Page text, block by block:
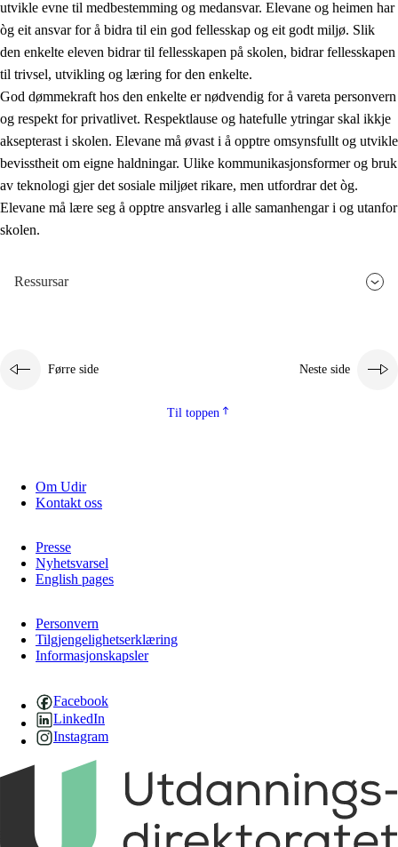
utvikle evne til medbestemming og medansvar. Elevane og heimen har
òg eit ansvar for å bidra til ein god fellesskap og eit godt miljø. Slik
den enkelte eleven bidrar til fellesskapen på skolen, bidrar fellesskapen
til trivsel, utvikling og læring for den enkelte.
God dømmekraft hos den enkelte er nødvendig for å vareta personvern
og respekt for privatlivet. Respektlause og hatefulle ytringar skal ikkje
aksepterast i skolen. Elevane må øvast i å opptre omsynsfullt og utvikle
bevisstheit om eigne haldningar. Ulike kommunikasjonsformer og bruk
av teknologi gjer det sosiale miljøet rikare, men utfordrar det òg.
Elevane må lære seg å opptre ansvarleg i alle samanhengar i og utanfor
skolen.
Ressursar
Førre side Neste side
Til toppen
Om Udir
Kontakt oss
Presse
Nyhetsvarsel
English pages
Personvern
Tilgjengelighetserklæring
Informasjonskapsler
Facebook
LinkedIn
Instagram